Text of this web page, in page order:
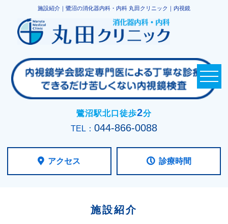
施設紹介｜鷺沼の消化器内科・内科 丸田クリニック｜内視鏡
鷺沼駅北口徒歩2分
TEL： 044-866-0088
アクセス 診療時間
施設紹介